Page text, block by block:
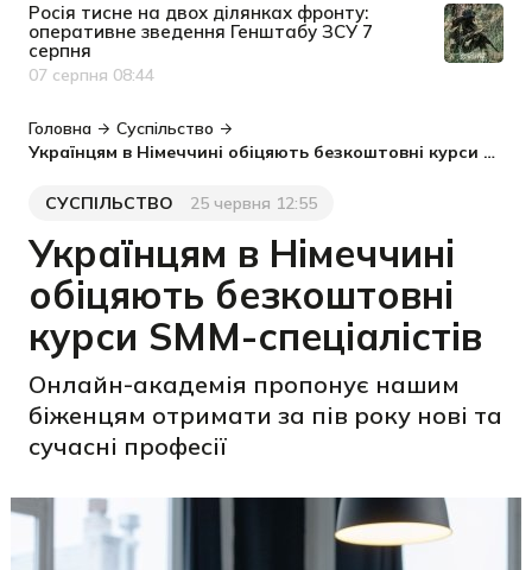
Росія тисне на двох ділянках фронту:
оперативне зведення Генштабу ЗСУ 7
серпня
Дата публікації
07 серпня 08:44
Головна
Суспільство
Українцям в Німеччині обіцяють безкоштовні курси SMM-спеціалістів
Категорія
СУСПІЛЬСТВО
Дата публікації25 червня 12:55
Українцям в Німеччині
обіцяють безкоштовні
курси SMM-спеціалістів
Онлайн-академія пропонує нашим
біженцям отримати за пів року нові та
сучасні професії